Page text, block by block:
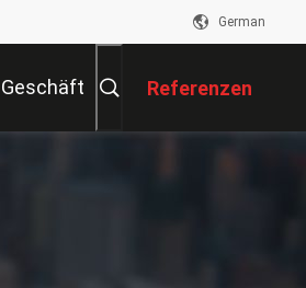
German
Geschäft Referenzen